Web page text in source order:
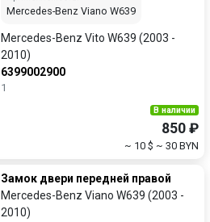
Mercedes-Benz Viano W639
Mercedes-Benz Vito W639 (2003 -
2010)
6399002900
1
В наличии
850 ₽
~ 10 $ ~ 30 BYN
Замок двери передней правой
Mercedes-Benz Viano W639 (2003 -
2010)